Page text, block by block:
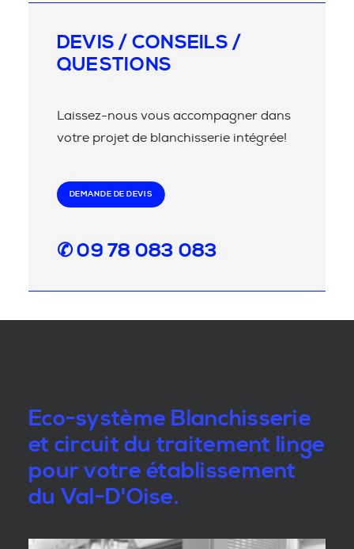
DEVIS / CONSEILS /
QUESTIONS
Laissez-nous vous accompagner dans
votre projet de blanchisserie intégrée!
DEMANDE DE DEVIS
✆ 09 78 083 083
Eco-système Blanchisserie
et circuit du traitement linge
pour votre établissement
du Val-D'Oise.